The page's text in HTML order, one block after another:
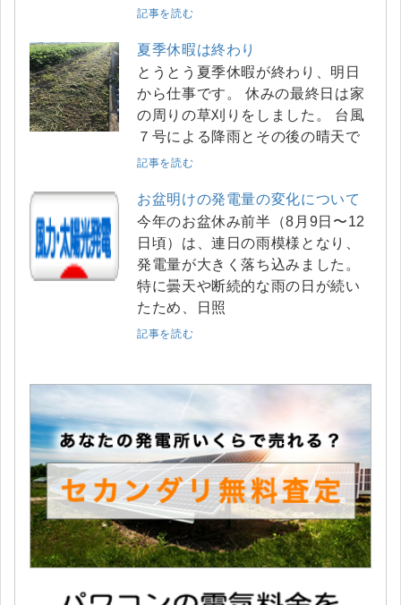
記事を読む
夏季休暇は終わり
とうとう夏季休暇が終わり、明日
から仕事です。 休みの最終日は家
の周りの草刈りをしました。 台風
７号による降雨とその後の晴天で
記事を読む
お盆明けの発電量の変化について
今年のお盆休み前半（8月9日〜12
日頃）は、連日の雨模様となり、
発電量が大きく落ち込みました。
特に曇天や断続的な雨の日が続い
たため、日照
記事を読む